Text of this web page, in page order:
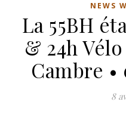
NEWS
La 55BH
& 24h
Cambre
8